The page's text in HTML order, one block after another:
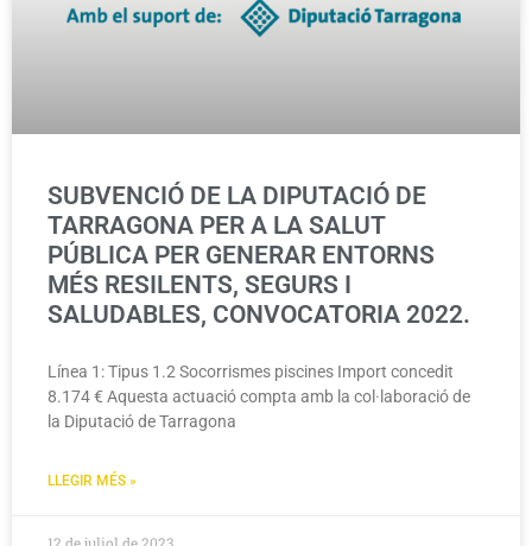
SUBVENCIÓ DE LA DIPUTACIÓ DE
TARRAGONA PER A LA SALUT
PÚBLICA PER GENERAR ENTORNS
MÉS RESILENTS, SEGURS I
SALUDABLES, CONVOCATORIA 2022.
Línea 1: Tipus 1.2 Socorrismes piscines Import concedit
8.174 € Aquesta actuació compta amb la col·laboració de
la Diputació de Tarragona
LLEGIR MÉS »